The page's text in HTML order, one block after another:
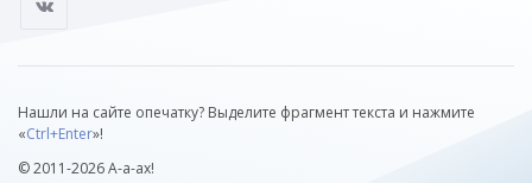
Нашли на сайте опечатку? Выделите фрагмент текста и нажмите
«Ctrl+Enter»!
© 2011-2026 А-а-ах!